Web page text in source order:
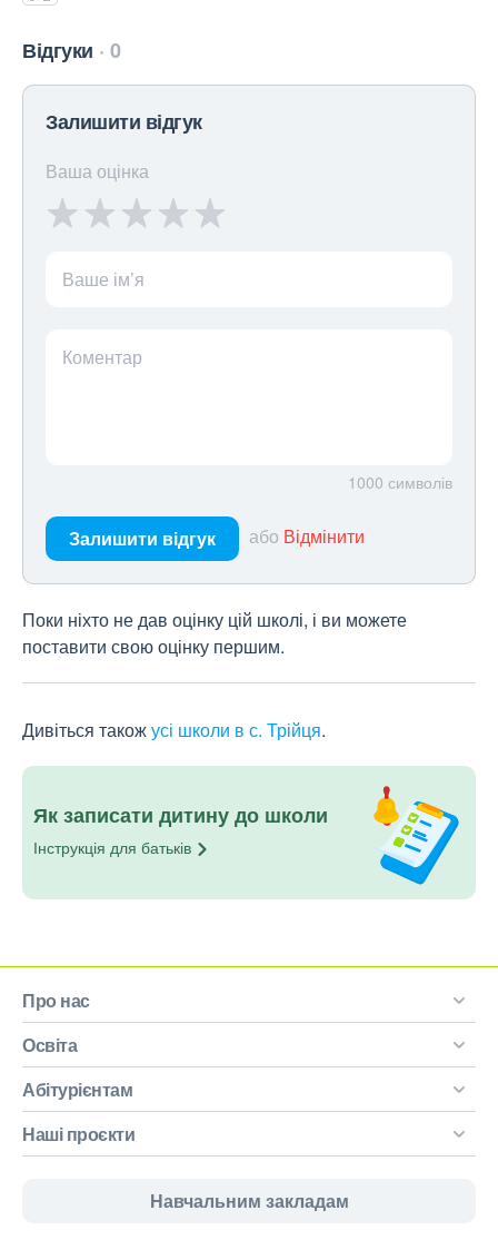
Відгуки 0
Залишити відгук
Ваша оцінка
Ваше ім’я
Коментар
1000 символів
Залишити відгук або Відмінити
Поки ніхто не дав оцінку цій школі, і ви можете
поставити свою оцінку першим.
Дивіться такожусі школи в с. Трійця.
Як записати дитину до школи
Інструкція для батьків
Про нас
Освіта
Абітурієнтам
Наші проєкти
Навчальним закладам